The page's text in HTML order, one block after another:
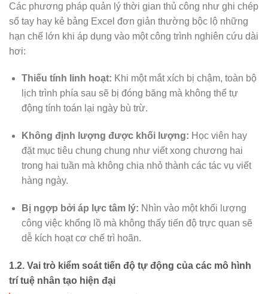
Các phương pháp quản lý thời gian thủ công như ghi chép
sổ tay hay kẻ bảng Excel đơn giản thường bộc lộ những
hạn chế lớn khi áp dụng vào một công trình nghiên cứu dài
hơi:
Thiếu tính linh hoạt: Khi một mắt xích bị chậm, toàn bộ
lịch trình phía sau sẽ bị đóng băng mà không thể tự
động tính toán lại ngày bù trừ.
Không định lượng được khối lượng: Học viên hay
đặt mục tiêu chung chung như viết xong chương hai
trong hai tuần mà không chia nhỏ thành các tác vụ viết
hàng ngày.
Bị ngợp bởi áp lực tâm lý: Nhìn vào một khối lượng
công việc khổng lồ mà không thấy tiến độ trực quan sẽ
dễ kích hoạt cơ chế trì hoãn.
1.2. Vai trò kiểm soát tiến độ tự động của các mô hình
trí tuệ nhân tạo hiện đại